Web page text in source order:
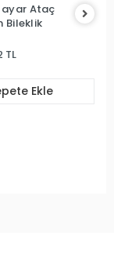
ayar Ataç
Bileklik
TL
Ekle